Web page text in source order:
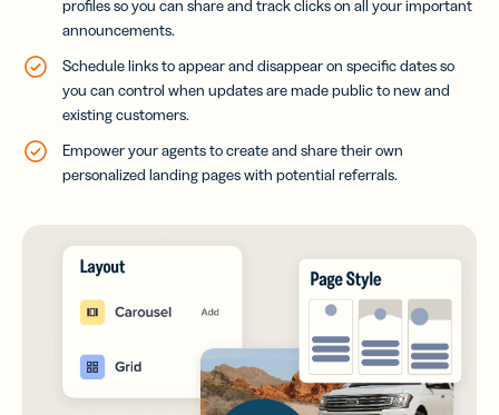
profiles so you can share and track clicks on all your important
announcements.
Schedule links to appear and disappear on specific dates so
you can control when updates are made public to new and
existing customers.
Empower your agents to create and share their own
personalized landing pages with potential referrals.